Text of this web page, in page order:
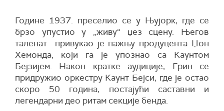
Године 1937. преселио се у Њујорк, где се
брзо упустио у „живу“ џез сцену. Његов
таленат привукао је пажњу продуцента Џон
Хемонда, који га је упознао са Каунтом
Бејзијем. Након кратке аудиције, Грин се
придружио оркестру Каунт Бејси, где је остао
скоро 50 година, постајући саставни и
легендарни део ритам секције бенда.